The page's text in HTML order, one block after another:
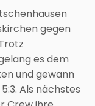
gegen
es dem
und gewann
Als nächstes